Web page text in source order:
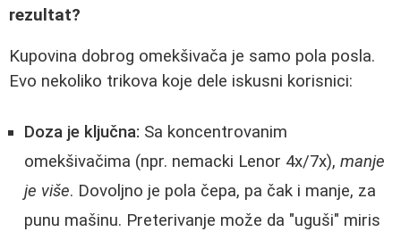
rezultat?
Kupovina dobrog omekšivača je samo pola posla.
Evo nekoliko trikova koje dele iskusni korisnici:
Doza je ključna: Sa koncentrovanim
omekšivačima (npr. nemacki Lenor 4x/7x), manje
je više. Dovoljno je pola čepa, pa čak i manje, za
punu mašinu. Preterivanje može da "uguši" miris